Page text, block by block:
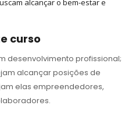
alcançar o bem-estar e
curso
desenvolvimento profissional;
alcançar posições de
elas empreendedores,